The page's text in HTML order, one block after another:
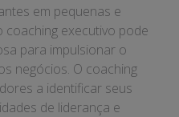
em pequenas e
coaching executivo pode
para impulsionar o
negócios. O coaching
a identificar seus
de liderança e